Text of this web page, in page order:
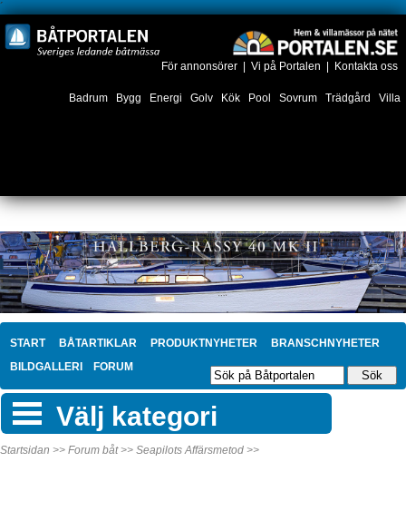
´
För annonsörer Vi på Portalen Kontakta oss
Badrum Bygg Energi Golv Kök Pool Sovrum Trädgård Villa
START BÅTARTIKLAR PRODUKTNYHETER
BRANSCHNYHETER
BILDGALLERI
FORUM
Välj kategori
Startsidan >> Forum båt >> Seapilots Affärsmetod >>